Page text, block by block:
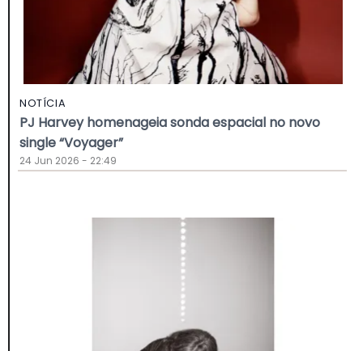
NOTÍCIA
PJ Harvey homenageia sonda espacial no novo
single “Voyager”
24 Jun 2026 - 22:49